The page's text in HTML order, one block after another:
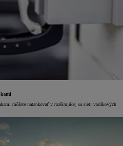
môžete natankovať v rozširujúcej sa sieti vodíkových